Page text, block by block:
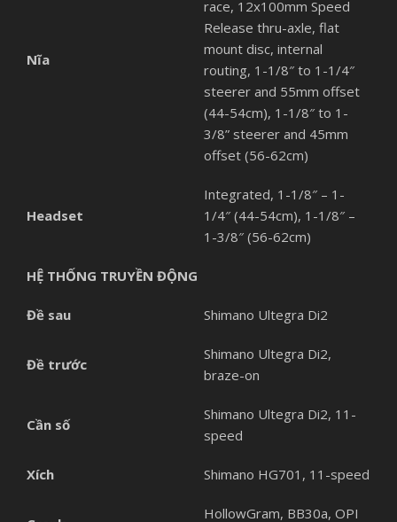
Nĩa
race, 12x100mm Speed
Release thru-axle, flat
mount disc, internal
routing, 1-1/8″ to 1-1/4″
steerer and 55mm offset
(44-54cm), 1-1/8″ to 1-
3/8” steerer and 45mm
offset (56-62cm)
Headset
Integrated, 1-1/8″ – 1-
1/4″ (44-54cm), 1-1/8″ –
1-3/8″ (56-62cm)
HỆ THỐNG TRUYỀN ĐỘNG
Đề sau Shimano Ultegra Di2
Đề trước
Shimano Ultegra Di2,
braze-on
Cần số
Shimano Ultegra Di2, 11-
speed
Xích Shimano HG701, 11-speed
HollowGram, BB30a, OPI